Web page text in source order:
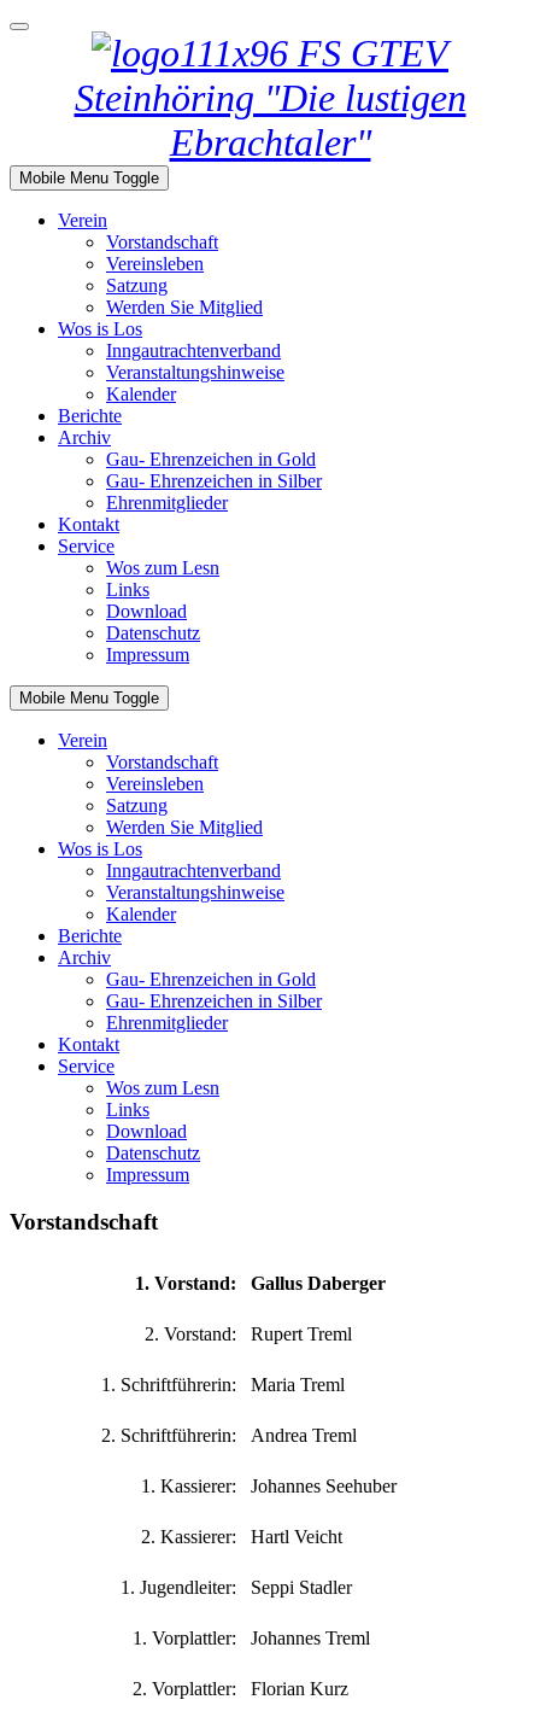
GTEV
Steinhöring "Die lustigen
Ebrachtaler"
Mobile Menu Toggle
Verein
Vorstandschaft
Vereinsleben
Satzung
Werden Sie Mitglied
Wos is Los
Inngautrachtenverband
Veranstaltungshinweise
Kalender
Berichte
Archiv
Gau- Ehrenzeichen in Gold
Gau- Ehrenzeichen in Silber
Ehrenmitglieder
Kontakt
Service
Wos zum Lesn
Links
Download
Datenschutz
Impressum
Mobile Menu Toggle
Verein
Vorstandschaft
Vereinsleben
Satzung
Werden Sie Mitglied
Wos is Los
Inngautrachtenverband
Veranstaltungshinweise
Kalender
Berichte
Archiv
Gau- Ehrenzeichen in Gold
Gau- Ehrenzeichen in Silber
Ehrenmitglieder
Kontakt
Service
Wos zum Lesn
Links
Download
Datenschutz
Impressum
Vorstandschaft
1. Vorstand: Gallus Daberger
2. Vorstand: Rupert Treml
1. Schriftführerin: Maria Treml
2. Schriftführerin: Andrea Treml
1. Kassierer: Johannes Seehuber
2. Kassierer: Hartl Veicht
1. Jugendleiter: Seppi Stadler
1. Vorplattler: Johannes Treml
2. Vorplattler: Florian Kurz